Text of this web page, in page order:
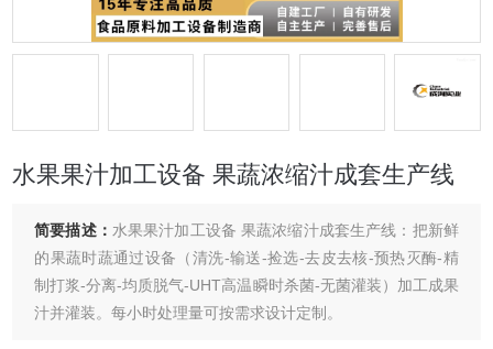
水果果汁加工设备 果蔬浓缩汁成套生产线
简要描述： 水果果汁加工设备 果蔬浓缩汁成套生产线：把新鲜
的果蔬时蔬通过设备（清洗-输送-捡选-去皮去核-预热灭酶-精
制打浆-分离-均质脱气-UHT高温瞬时杀菌-无菌灌装）加工成果
汁并灌装。每小时处理量可按需求设计定制。